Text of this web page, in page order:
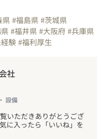
県#福島県#茨城県
#福井県#大阪府#兵庫県
験#福利厚生
社
設備
いただきありがとうござ
に入ったら「いいね」を